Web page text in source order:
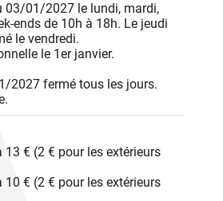
03/01/2027 le lundi, mardi,
ends de 10h à 18h. Le jeudi
le vendredi.
le 1er janvier.
2027 fermé tous les jours.
13 € (2 € pour les extérieurs
10 € (2 € pour les extérieurs